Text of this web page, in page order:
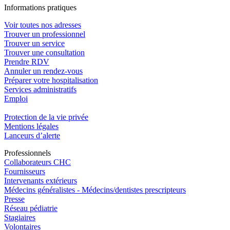
Informations pratiques
Voir toutes nos adresses
Trouver un professionnel
Trouver un service
Trouver une consultation
Prendre RDV
Annuler un rendez-vous
Préparer votre hospitalisation
Services administratifs
Emploi​
Protection de la vie privée
Mentions légales
Lanceurs d’alerte
Professionnels
Collaborateurs CHC
Fournisseurs
Intervenants extérieurs
Médecins généralistes - Médecins/dentistes prescripteurs
Presse
Réseau pédiatrie
Stagiaires
Volontaires